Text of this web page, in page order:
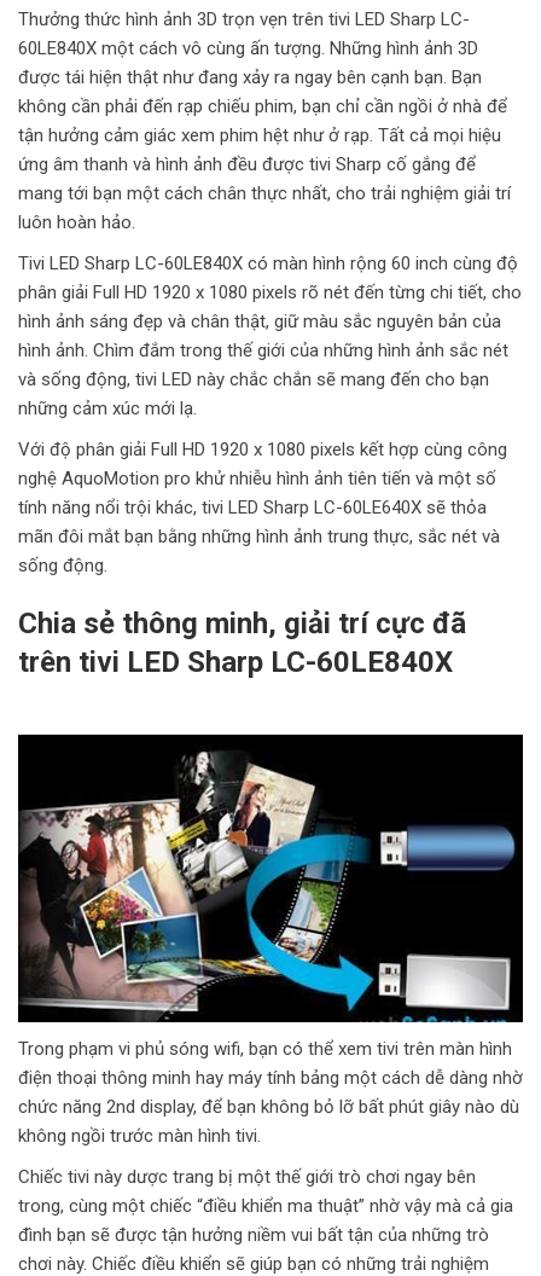
Thưởng thức hình ảnh 3D trọn vẹn trên tivi LED Sharp LC-
60LE840X một cách vô cùng ấn tượng. Những hình ảnh 3D
được tái hiện thật như đang xảy ra ngay bên cạnh bạn. Bạn
không cần phải đến rạp chiếu phim, bạn chỉ cần ngồi ở nhà để
tận hưởng cảm giác xem phim hệt như ở rạp. Tất cả mọi hiệu
ứng âm thanh và hình ảnh đều được tivi Sharp cố gắng để
mang tới bạn một cách chân thực nhất, cho trải nghiệm giải trí
luôn hoàn hảo.
Tivi LED Sharp LC-60LE840X có màn hình rộng 60 inch cùng độ
phân giải Full HD 1920 x 1080 pixels rõ nét đến từng chi tiết, cho
hình ảnh sáng đẹp và chân thật, giữ màu sắc nguyên bản của
hình ảnh. Chìm đắm trong thế giới của những hình ảnh sắc nét
và sống động, tivi LED này chắc chắn sẽ mang đến cho bạn
những cảm xúc mới lạ.
Với độ phân giải Full HD 1920 x 1080 pixels kết hợp cùng công
nghệ AquoMotion pro khử nhiễu hình ảnh tiên tiến và một số
tính năng nổi trội khác, tivi LED Sharp LC-60LE640X sẽ thỏa
mãn đôi mắt bạn bằng những hình ảnh trung thực, sắc nét và
sống động.
Chia sẻ thông minh, giải trí cực đã
trên tivi LED Sharp LC-60LE840X
Trong phạm vi phủ sóng wifi, bạn có thể xem tivi trên màn hình
điện thoại thông minh hay máy tính bảng một cách dễ dàng nhờ
chức năng 2nd display, để bạn không bỏ lỡ bất phút giây nào dù
không ngồi trước màn hình tivi.
Chiếc tivi này dược trang bị một thế giới trò chơi ngay bên
trong, cùng một chiếc “điều khiển ma thuật” nhờ vậy mà cả gia
đình bạn sẽ được tận hưởng niềm vui bất tận của những trò
chơi này. Chiếc điều khiển sẽ giúp bạn có những trải nghiệm